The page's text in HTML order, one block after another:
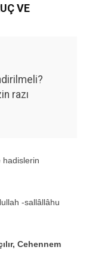
VE
razı
hadislerin
-sallâllâhu
Cehennem